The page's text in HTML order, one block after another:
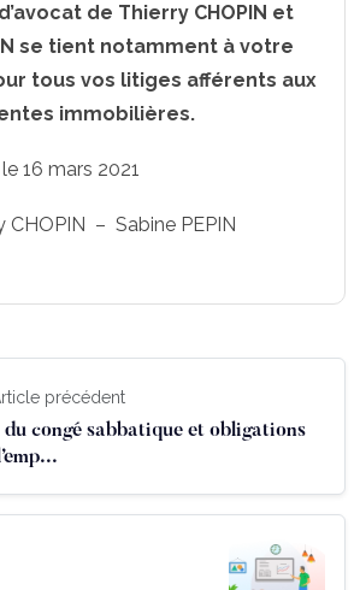
de Thierry CHOPIN et
se tient notamment à votre
tous vos litiges afférents aux
immobilières.
16 mars 2021
CHOPIN – Sabine PEPIN
précédent
du congé sabbatique et obligations